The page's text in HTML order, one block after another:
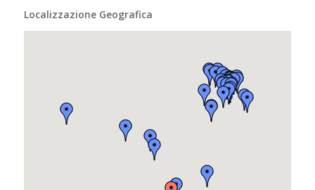
Localizzazione Geografica